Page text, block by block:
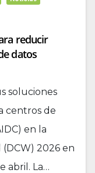
reducir
datos
soluciones
centros de
en la
2026 en
abril. La…